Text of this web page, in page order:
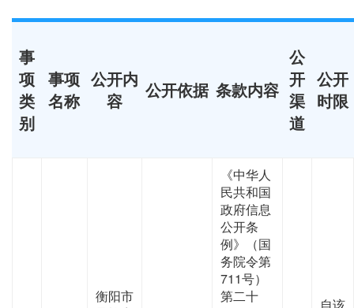
事
项
类
别
事项
名称
公开内
容
公开依据 条款内容
公
开
渠
道
公开
时限
衡阳市
《中华人
民共和国
政府信息
公开条
例》（国
务院令第
711号）
第二十